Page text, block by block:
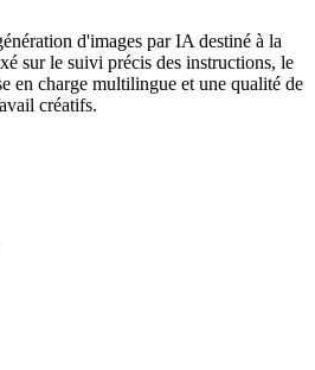
d'images par IA destiné à la
sur le suivi précis des instructions, le
en charge multilingue et une qualité de
créatifs.